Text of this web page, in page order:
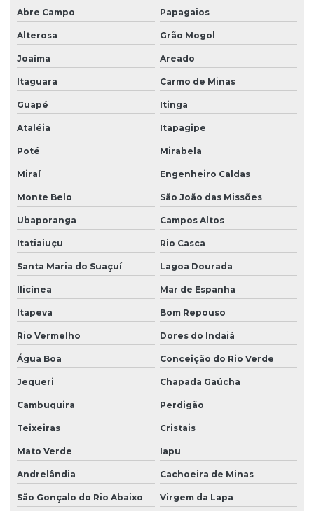
Abre Campo Papagaios
Alterosa Grão Mogol
Joaíma Areado
Itaguara Carmo de Minas
Guapé Itinga
Ataléia Itapagipe
Poté Mirabela
Miraí Engenheiro Caldas
Monte Belo São João das Missões
Ubaporanga Campos Altos
Itatiaiuçu Rio Casca
Santa Maria do Suaçuí Lagoa Dourada
Ilicínea Mar de Espanha
Itapeva Bom Repouso
Rio Vermelho Dores do Indaiá
Água Boa Conceição do Rio Verde
Jequeri Chapada Gaúcha
Cambuquira Perdigão
Teixeiras Cristais
Mato Verde Iapu
Andrelândia Cachoeira de Minas
São Gonçalo do Rio Abaixo Virgem da Lapa